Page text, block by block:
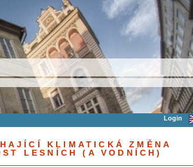
Login
KLIMATICKÁ ZMĚNA
LESNÍCH (A VODNÍCH)